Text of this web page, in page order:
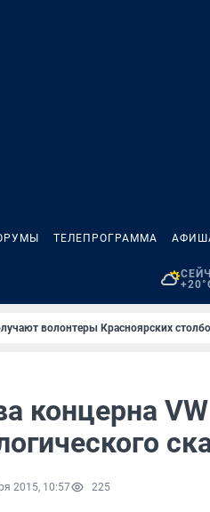
ТЕЛЕПРОГРАММА
волонтеры Красноярских
концерна
2015, 10:57 225